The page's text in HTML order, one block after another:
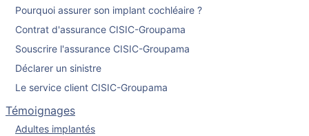
Pourquoi assurer son implant cochléaire ?
Contrat d'assurance CISIC-Groupama
Souscrire l'assurance CISIC-Groupama
Déclarer un sinistre
Le service client CISIC-Groupama
Témoignages
Adultes implantés